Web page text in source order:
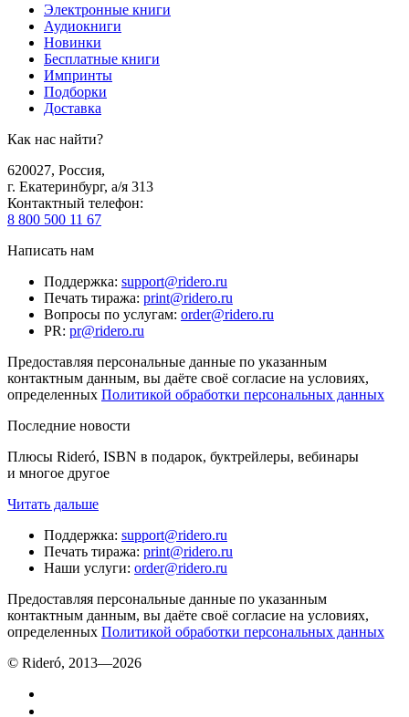
Электронные книги
Аудиокниги
Новинки
Бесплатные книги
Импринты
Подборки
Доставка
Как нас найти?
620027, Россия,
г. Екатеринбург, а/я 313
Контактный телефон:
8 800 500 11 67
Написать нам
Поддержка: support@ridero.ru
Печать тиража: print@ridero.ru
Вопросы по услугам: order@ridero.ru
PR: pr@ridero.ru
Предоставляя персональные данные по указанным
контактным данным, вы даёте своё согласие на условиях,
определенных Политикой обработки персональных данных
Последние новости
Плюсы Rideró, ISBN в подарок, буктрейлеры, вебинары
и многое другое
Читать дальше
Поддержка: support@ridero.ru
Печать тиража: print@ridero.ru
Наши услуги: order@ridero.ru
Предоставляя персональные данные по указанным
контактным данным, вы даёте своё согласие на условиях,
определенных Политикой обработки персональных данных
© Rideró, 2013—2026